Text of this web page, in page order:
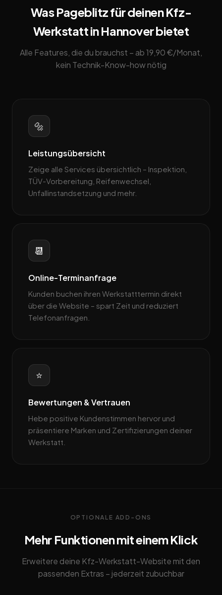
Was Pageblitz für deinen Kfz-
Werkstatt in Hannover bietet
Alle Features, die du brauchst – ab 19,90 €/Monat,
kein Technik-Know-how nötig
🔩
Leistungsübersicht
Zeige alle Services übersichtlich – Inspektion,
TÜV-Vorbereitung, Reifenwechsel,
Unfallinstandsetzung und mehr.
📆
Online-Terminanfrage
Kunden buchen ihren Werkstatttermin direkt
über die Website – spart Zeit und reduziert
Telefonanfragen.
⭐
Bewertungen & Vertrauen
Hebe positive Kundenstimmen hervor und
präsentiere Marken und Zertifizierungen deiner
Werkstatt.
OPTIONALE ADD-ONS
Mehr Funktionen mit einem Klick
Erweitere deine Kfz-Werkstatt-Website mit den
passenden Extras – jederzeit zubuchbar